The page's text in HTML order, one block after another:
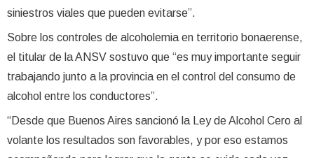
siniestros viales que pueden evitarse”.
Sobre los controles de alcoholemia en territorio bonaerense,
el titular de la ANSV sostuvo que “es muy importante seguir
trabajando junto a la provincia en el control del consumo de
alcohol entre los conductores”.
“Desde que Buenos Aires sancionó la Ley de Alcohol Cero al
volante los resultados son favorables, y por eso estamos